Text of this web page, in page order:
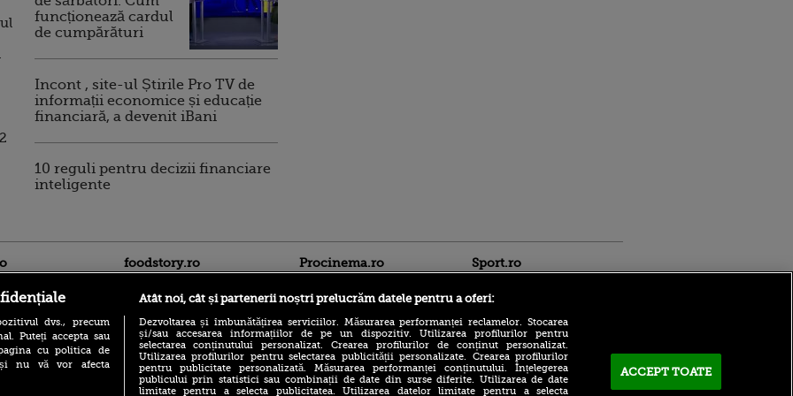
funcționează cardul
de cumpărături
Incont , site-ul Știrile Pro TV de
informații economice și educație
financiară, a devenit iBani
10 reguli pentru decizii financiare
inteligente
foodstory.ro
(P) Descoperă Lumea
Procinema.ro Sport.ro
Adrian Mihalcea a
confirmat noul transfer la
dvs., precum
Puteți accepta sau
cu politica de
și nu vă vor afecta
Atât noi, cât și partenerii noștri prelucrăm datele pentru a oferi:
Dezvoltarea și îmbunătățirea serviciilor. Măsurarea performanței reclamelor. Stocarea
și/sau accesarea informațiilor de pe un dispozitiv. Utilizarea profilurilor pentru
selectarea conținutului personalizat. Crearea profilurilor de conținut personalizat.
Utilizarea profilurilor pentru selectarea publicității personalizate. Crearea profilurilor
pentru publicitate personalizată. Măsurarea performanței conținutului. Înțelegerea
publicului prin statistici sau combinații de date din surse diferite. Utilizarea de date
limitate pentru a selecta publicitatea. Utilizarea datelor limitate pentru a selecta
ACCEPT TOATE